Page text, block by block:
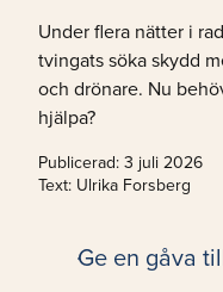
Under flera nätter i
tvingats söka skydd
och drönare. Nu
hjälpa?
Publicerad: 3 juli 2026
Text: Ulrika Forsberg
Ge en gåva